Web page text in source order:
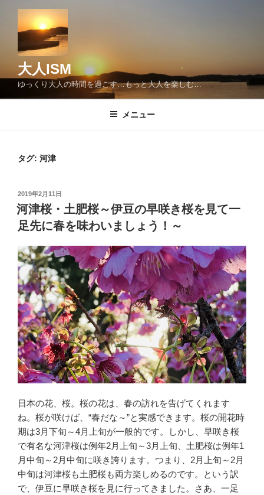
へ
大人ISM
ゆっくり大人の時間を過ごす…もっと大人を楽しむ…
メニュー
タグ: 河津
投
稿
日:
2019年2月11日
河津桜・土肥桜～伊豆の早咲き桜を見て一
足先に春を味わいましょう！～
日本の花、桜。桜の花は、春の訪れを告げてくれます
ね。桜が咲けば、“春だな～”と実感できます。桜の開花時
期は3月下旬～4月上旬が一般的です。しかし、早咲き桜
で有名な河津桜は例年2月上旬～3月上旬、土肥桜は例年1
月中旬～2月中旬に咲き誇ります。つまり、2月上旬～2月
中旬は河津桜も土肥桜も両方楽しめるのです。という訳
で、伊豆に早咲き桜を見に行ってきました。さあ、一足